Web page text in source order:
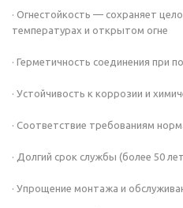
· Огнестойкость — сохраняет
температурах и открытом огне
· Герметичность соединения при
· Устойчивость к коррозии и
· Соответствие требованиям
· Долгий срок службы (более 50
· Упрощение монтажа и